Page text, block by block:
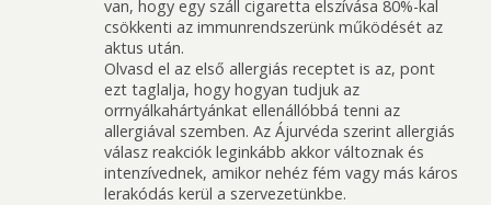
van, hogy egy száll cigaretta elszívása 80%-kal
csökkenti az immunrendszerünk működését az
aktus után.
Olvasd el az első allergiás receptet is az, pont
ezt taglalja, hogy hogyan tudjuk az
orrnyálkahártyánkat ellenállóbbá tenni az
allergiával szemben. Az Ájurvéda szerint allergiás
válasz reakciók leginkább akkor változnak és
intenzívednek, amikor nehéz fém vagy más káros
lerakódás kerül a szervezetünkbe.